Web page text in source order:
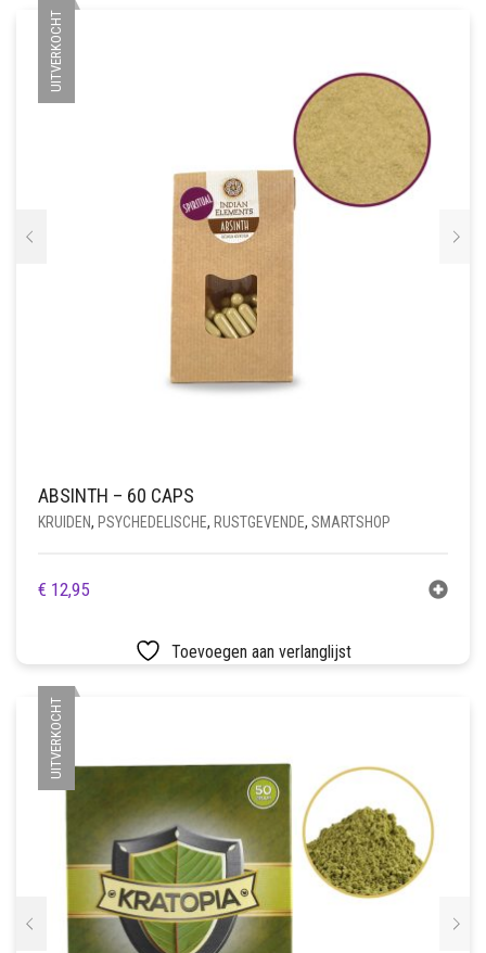
UITVERKOCHT
ABSINTH – 60 CAPS
KRUIDEN, PSYCHEDELISCHE, RUSTGEVENDE, SMARTSHOP
€ 12,95
Toevoegen aan verlanglijst
UITVERKOCHT